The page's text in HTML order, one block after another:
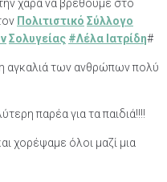
χαρά να βρεθούμε στο
Πολιτιστικό Σύλλογο
Σολυγείας #Λέλα Ιατρίδη#
αγκαλιά των ανθρώπων πολύ
παρέα για τα παιδιά!!!!
χορέψαμε όλοι μαζί μια